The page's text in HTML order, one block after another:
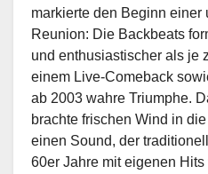
markierte den Beginn einer
Reunion: Die Backbeats
und enthusiastischer als je
einem Live-Comeback
ab 2003 wahre Triumphe.
brachte frischen Wind in
einen Sound, der
60er Jahre mit eigenen